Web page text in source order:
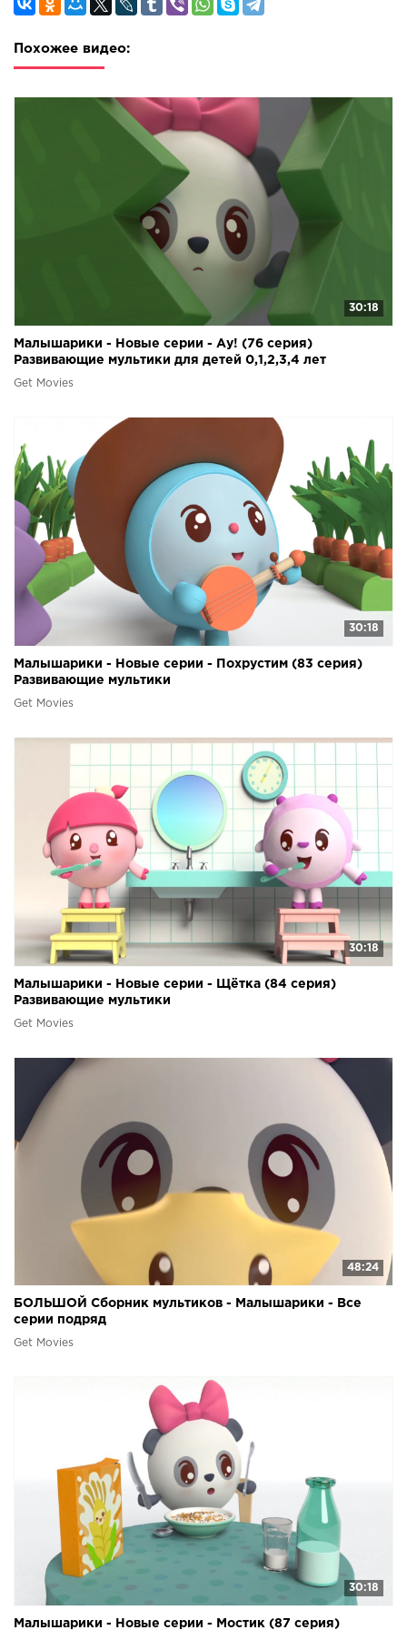
Похожее видео:
30:18
Малышарики - Новые серии - Ау! (76 серия)
Развивающие мультики для детей 0,1,2,3,4 лет
Get Movies
30:18
Малышарики - Новые серии - Похрустим (83 серия)
Развивающие мультики
Get Movies
30:18
Малышарики - Новые серии - Щётка (84 серия)
Развивающие мультики
Get Movies
48:24
БОЛЬШОЙ Сборник мультиков - Малышарики - Все
серии подряд
Get Movies
30:18
Малышарики - Новые серии - Мостик (87 серия)